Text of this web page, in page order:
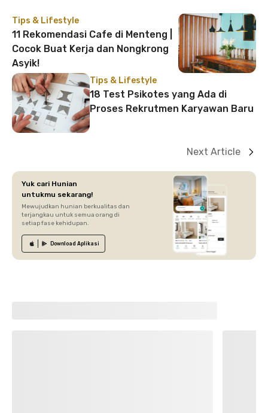
Tips & Lifestyle
11 Rekomendasi Cafe di Menteng |
Cocok Buat Kerja dan Nongkrong
Asyik!
Tips & Lifestyle
18 Test Psikotes yang Ada di
Proses Rekrutmen Karyawan Baru
Next Article
Yuk cari Hunian
untukmu sekarang!
Mewujudkan hunian berkualitas dan
terjangkau untuk semua orang di
setiap fase kehidupan.
Download Aplikasi